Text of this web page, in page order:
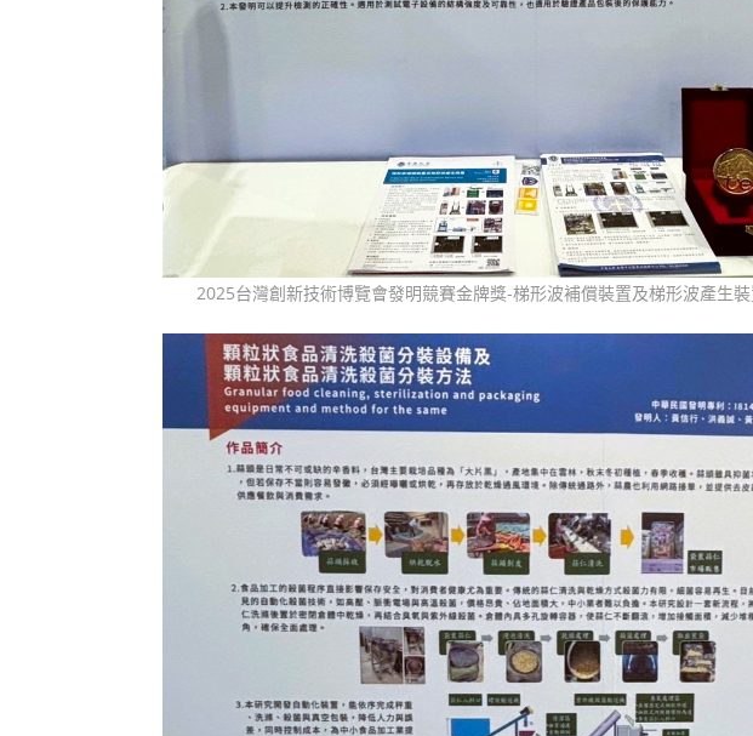
2025台灣創新技術博覽會發明競賽金牌獎-梯形波補償裝置及梯形波產生